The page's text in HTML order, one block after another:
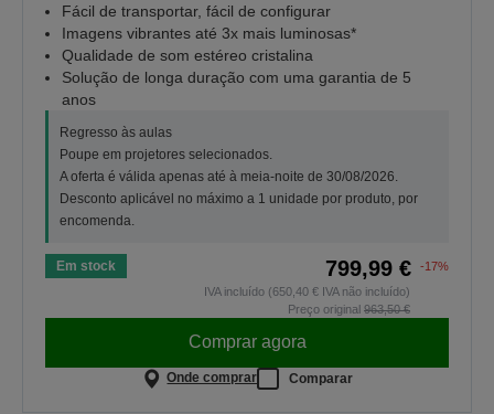
Fácil de transportar, fácil de configurar
Imagens vibrantes até 3x mais luminosas*
Qualidade de som estéreo cristalina
Solução de longa duração com uma garantia de 5
anos
Regresso às aulas
Poupe em projetores selecionados.
A oferta é válida apenas até à meia-noite de 30/08/2026.
Desconto aplicável no máximo a 1 unidade por produto, por
encomenda.
Em stock 799,99 €
-17%
IVA incluído (650,40 € IVA não incluído)
Preço original 963,50 €
Comprar agora
Onde comprar Comparar